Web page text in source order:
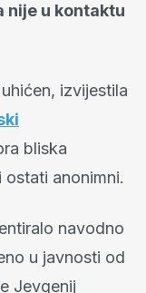
nije u kontaktu
izvijestila
bliska
anonimni.
navodno
u javnosti od
Jevgenij